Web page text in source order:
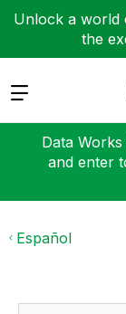
Unlock a world
the
Expand
Data
and enter
Español